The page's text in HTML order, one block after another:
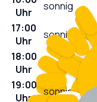
Uhr
sonnig
17:00
Uhr
sonnig
18:00
Uhr
stark bewölkt
19:00
Uhr
sonnig